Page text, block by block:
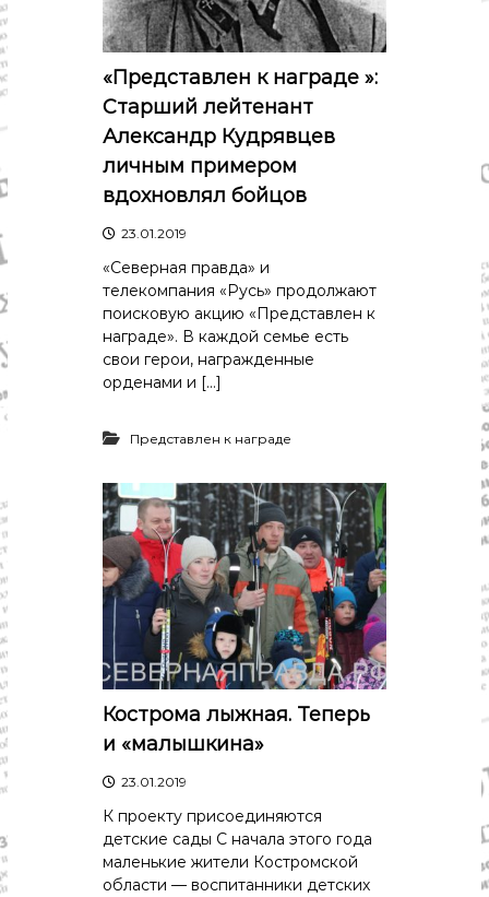
«Представлен к награде »:
Старший лейтенант
Александр Кудрявцев
личным примером
вдохновлял бойцов
23.01.2019
«Северная правда» и
телекомпания «Русь» продолжают
поисковую акцию «Представлен к
награде». В каждой семье есть
свои герои, награжденные
орденами и […]
Представлен к награде
Кострома лыжная. Теперь
и «малышкина»
23.01.2019
К проекту присоединяются
детские сады С начала этого года
маленькие жители Костромской
области — воспитанники детских